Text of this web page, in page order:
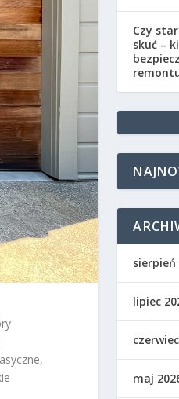
Czy
skuć –
sierpień
lipiec
maj